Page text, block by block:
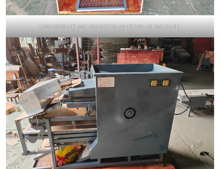
Uwasilishaji wa mashine ya larva za wadudu